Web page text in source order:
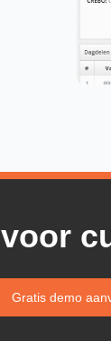
Gratis demo